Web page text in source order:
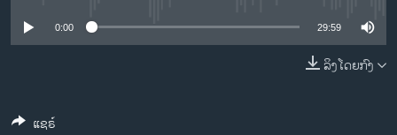
ຊຸມຊົນຊາວລາວ
ພາສາອັງກິດ
0:00 29:59
ລິງໂດຍກົງ
ແຊຣ໌